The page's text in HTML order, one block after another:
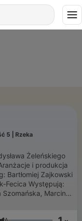
5 | Rzeka
Żeleńskiego
i produkcja
Bartłomiej Zajkowski
Szomańska, Marcin
Piasecki,